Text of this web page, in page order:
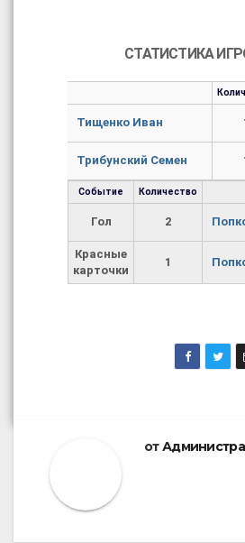
СТАТИСТИКА
Тищенко Иван
Трибунский Семен
Событие Количество
Гол 2
Красные
карточки
1
от